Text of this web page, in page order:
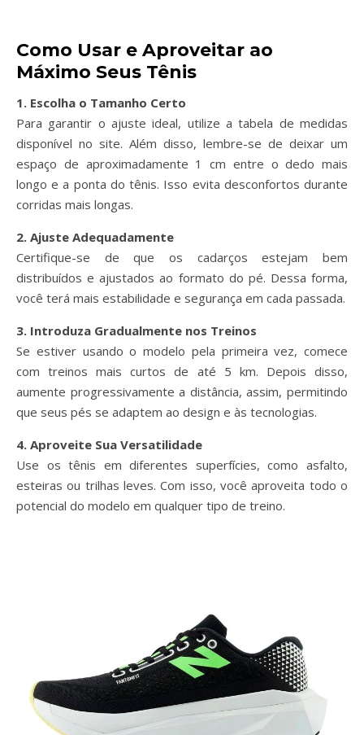
Como Usar e Aproveitar ao
Máximo Seus Tênis
1. Escolha o Tamanho Certo
Para garantir o ajuste ideal, utilize a tabela de medidas
disponível no site. Além disso, lembre-se de deixar um
espaço de aproximadamente 1 cm entre o dedo mais
longo e a ponta do tênis. Isso evita desconfortos durante
corridas mais longas.
2. Ajuste Adequadamente
Certifique-se de que os cadarços estejam bem
distribuídos e ajustados ao formato do pé. Dessa forma,
você terá mais estabilidade e segurança em cada passada.
3. Introduza Gradualmente nos Treinos
Se estiver usando o modelo pela primeira vez, comece
com treinos mais curtos de até 5 km. Depois disso,
aumente progressivamente a distância, assim, permitindo
que seus pés se adaptem ao design e às tecnologias.
4. Aproveite Sua Versatilidade
Use os tênis em diferentes superfícies, como asfalto,
esteiras ou trilhas leves. Com isso, você aproveita todo o
potencial do modelo em qualquer tipo de treino.